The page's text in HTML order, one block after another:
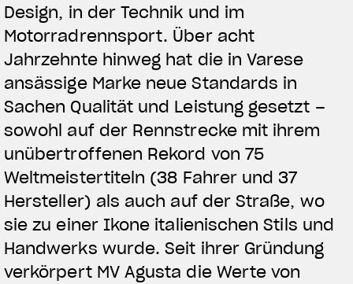
Design, in der Technik und im
Motorradrennsport. Über acht
Jahrzehnte hinweg hat die in Varese
ansässige Marke neue Standards in
Sachen Qualität und Leistung gesetzt –
sowohl auf der Rennstrecke mit ihrem
unübertroffenen Rekord von 75
Weltmeistertiteln (38 Fahrer und 37
Hersteller) als auch auf der Straße, wo
sie zu einer Ikone italienischen Stils und
Handwerks wurde. Seit ihrer Gründung
verkörpert MV Agusta die Werte von